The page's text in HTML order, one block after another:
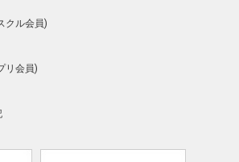
クル会員)
リ会員)